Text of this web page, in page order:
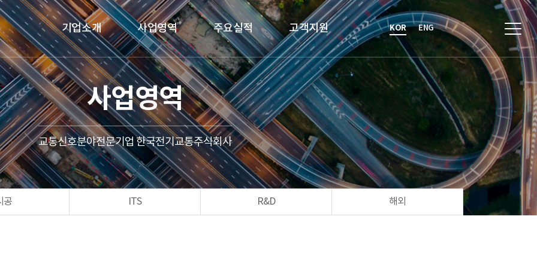
기업소개 사업영역 주요실적 고객지원 KOR ENG
사업영역
교통신호분야전문기업 한국전기교통주식회사
공 ITS R&D 해외